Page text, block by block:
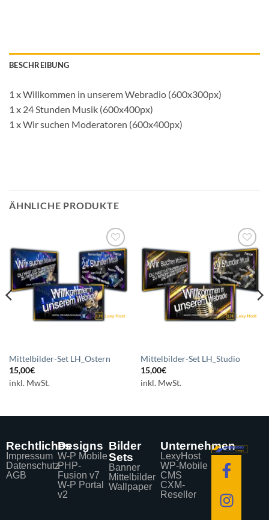
BESCHREIBUNG
1 x Willkommen in unserem Webradio (600x300px)
1 x 24 Stunden Musik (600x400px)
1 x Wir suchen Moderatoren (600x400px)
ÄHNLICHE PRODUKTE
Auf die
Wunschliste
setzen
Mittelbilder-Set LH_Ostern
15,00€
inkl. MwSt.
Auf die
Wunschliste
setzen
Mittelbilder-Set LH_Studio
15,00€
inkl. MwSt.
Rechtliches
Impressum
Datenschutz
AGB
Designs
W-P Mobile
PHP-
Fusion v7
W-P Portal
v2
Bilder
Sets
Banner
Mittelbilder
Wallpaper
Unternehmen
LexyHost
WP-Mobile
CMS
CXM-
Reseller